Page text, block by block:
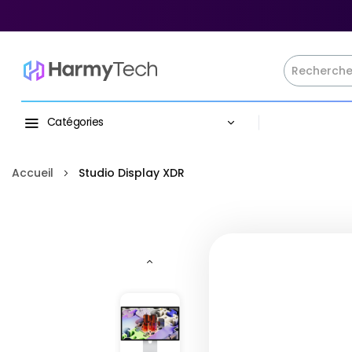
Catégories
Accueil Studio Display XDR
of
the